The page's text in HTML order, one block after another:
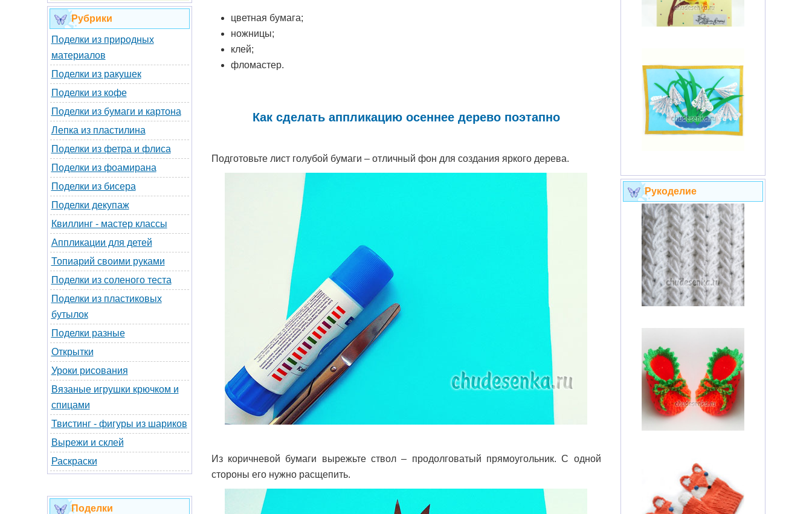
Рубрики
Поделки из природных
материалов
Поделки из ракушек
Поделки из кофе
Поделки из бумаги и картона
Лепка из пластилина
Поделки из фетра и флиса
Поделки из фоамирана
Поделки из бисера
Поделки декупаж
Квиллинг - мастер классы
Аппликации для детей
Топиарий своими руками
Поделки из соленого теста
Поделки из пластиковых
бутылок
Поделки разные
Открытки
Уроки рисования
Вязаные игрушки крючком и
спицами
Твистинг - фигуры из шариков
Вырежи и склей
Раскраски
Поделки
цветная бумага;
ножницы;
клей;
фломастер.
Как сделать аппликацию осеннее дерево поэтапно
Подготовьте лист голубой бумаги – отличный фон для создания яркого дерева.
Из коричневой бумаги вырежьте ствол – продолговатый прямоугольник. С одной
стороны его нужно расщепить.
Рукоделие